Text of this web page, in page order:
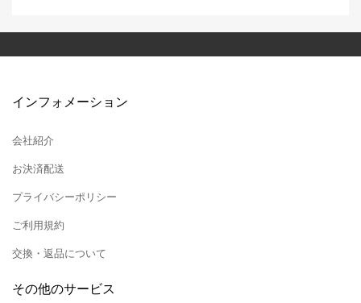
インフォメーション
会社紹介
お決済配送
プライバシーポリシー
ご利用規約
交換・返品について
その他のサービス